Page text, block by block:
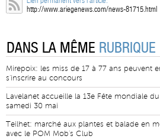
http://www.ariegenews.com/news-81715.html
DANS LA MÊME RUBRIQUE
Mirepoix: les miss de 17 à 77 ans peuvent
s'inscrire au concours
Lavelanet accueille la 13e Fête mondiale
samedi 30 mai
Teilhet: marché aux plantes et balade en
avec le POM Mob's Club